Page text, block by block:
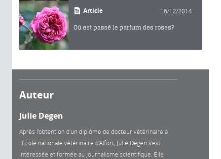
Article 16/12/2014
Où est passé le parfum des roses?
Auteur
Julie Degen
Après l'obtention d’un diplôme de docteur vétérinaire à
l’École nationale vétérinaire d'Alfort, Julie Degen s’est
intéressée et formée au journalisme scientifique. Elle